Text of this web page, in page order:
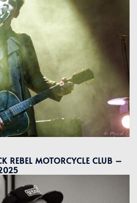
REBEL MOTORCYCLE CLUB –